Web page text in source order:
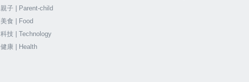
親子 | Parent-child
美食 | Food
科技 | Technology
健康 | Health